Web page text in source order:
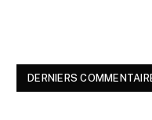
DERNIERS